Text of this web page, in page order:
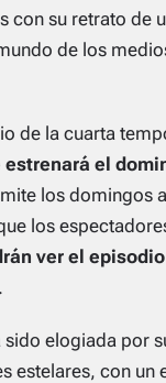
con su retrato de
de los
de la cuarta
estrenará el
los domingos
los
ver el
.
sido elogiada por
estelares, con un